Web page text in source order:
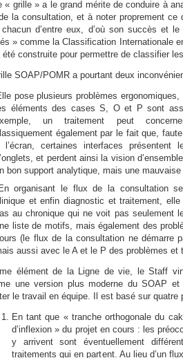
« grille » a le grand mérite de conduire à
la consultation, et à noter proprement ce
chacun d’entre eux, d’où son succès et
» comme la Classification Internationale
été construite pour permettre de classifier
SOAP/POMR a pourtant deux
pose plusieurs problèmes
éléments des cases S, O et P sont
un traitement peut
également par le fait que,
l’écran, certaines interfaces présentent
et perdent ainsi la vision
bon support analytique, mais une
En organisant le flux de la consultation
et enfin diagnostic et traitement,
au chronique qui ne voit pas seulement
liste de motifs, mais également des
(le flux de la consultation ne démarre
aussi avec le A et le P des problèmes et
élément de la Ligne de vie, le Staff
une version plus moderne du SOAP
le travail en équipe. Il est basé sur quatre
En tant que « tranche orthogonale du
d’inflexion » du projet en cours : les
y arrivent sont éventuellement
traitements qui en partent. Au lieu d’un